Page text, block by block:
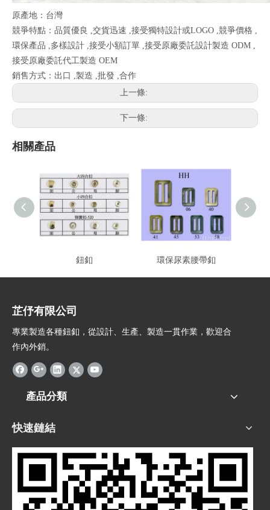
原產地：台灣
競爭特點：品質優良 ,交貨迅速 ,接受獨特設計或LOGO ,競爭價格 ,
環保產品 ,多樣設計 ,接受小額訂單 ,接受原廠委託設計製造 ODM ,
接受原廠委託代工製造 OEM
銷售方式：出口 ,製造 ,批發 ,合作
上一條:
下一條:
相關產品
鈕釦 環保尿素腰帶釦
芷伃有限公司
專業製造各種鈕釦，從設計、生產、製造一貫作業，歡迎合
作內外銷。
產品分類
快速鏈結